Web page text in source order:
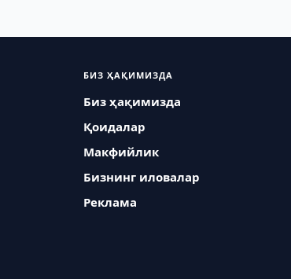
БИЗ ҲАҚИМИЗДА
Биз ҳақимизда
Қоидалар
Макфийлик
Бизнинг иловалар
Реклама